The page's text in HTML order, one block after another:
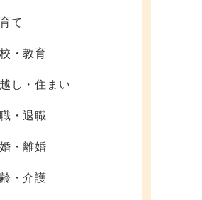
て
・教育
し・住まい
・退職
・離婚
・介護